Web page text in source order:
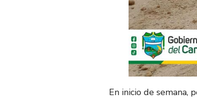
En inicio de semana,